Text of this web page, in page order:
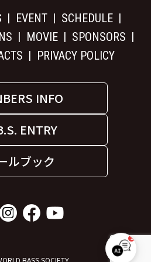
EVENT
SCHEDULE
MOVIE
SPONSORS
PRIVACY POLICY
INFO
ENTRY
ルブック
BASS SOCIETY
1